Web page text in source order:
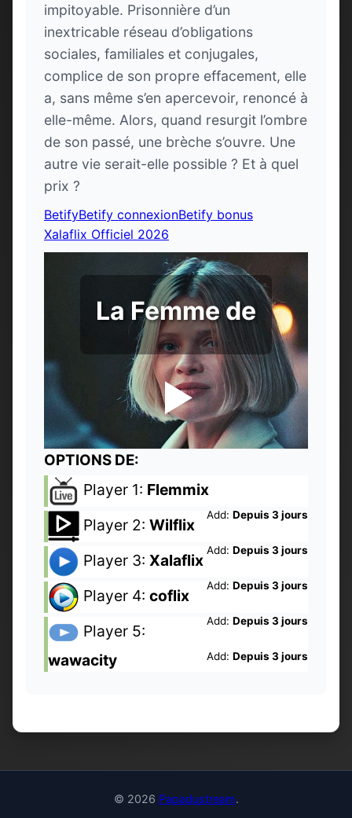
impitoyable. Prisonnière d’un
inextricable réseau d’obligations
sociales, familiales et conjugales,
complice de son propre effacement, elle
a, sans même s’en apercevoir, renoncé à
elle-même. Alors, quand resurgit l’ombre
de son passé, une brèche s’ouvre. Une
autre vie serait-elle possible ? Et à quel
prix ?
BetifyBetify connexionBetify bonus
Xalaflix Officiel 2026
La Femme de
OPTIONS DE:
Player 1: Flemmix
Add: Depuis 3 jours
Player 2: Wilflix
Add: Depuis 3 jours
Player 3: Xalaflix
Add: Depuis 3 jours
Player 4: coflix
Add: Depuis 3 jours
Player 5:
wawacity
Add: Depuis 3 jours
© 2026 Papadustream.